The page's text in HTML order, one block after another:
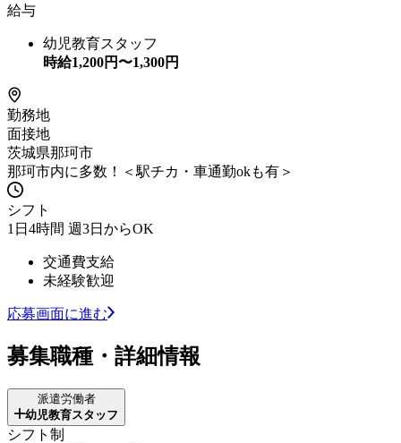
給与
幼児教育スタッフ
時給1,200円〜1,300円
勤務地
面接地
茨城県那珂市
那珂市内に多数！＜駅チカ・車通勤okも有＞
シフト
1日4時間 週3日からOK
交通費支給
未経験歓迎
応募画面に進む
募集職種・詳細情報
派遣労働者
幼児教育スタッフ
シフト制